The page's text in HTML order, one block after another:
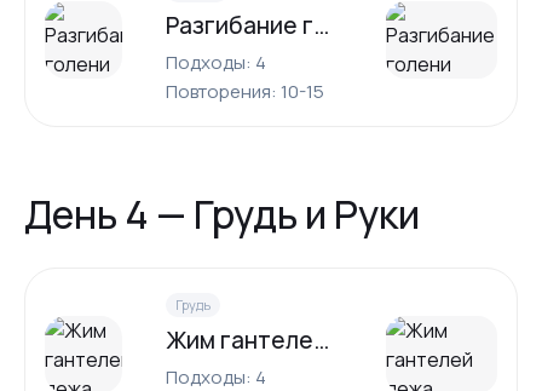
Разгибание голени сидя
Подходы: 4
Повторения: 10-15
День 4 — Грудь и Руки
Грудь
Жим гантелей лежа
Подходы: 4